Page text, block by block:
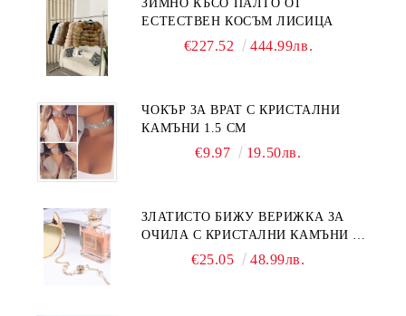
ЗИМНО КЪСО ПАЛТО ОТ
ЕСТЕСТВЕН КОСЪМ ЛИСИЦА
€227.52 444.99лв.
ЧОКЪР ЗА ВРАТ С КРИСТАЛНИ
КАМЪНИ 1.5 СМ
€9.97 19.50лв.
ЗЛАТИСТО БИЖУ ВЕРИЖКА ЗА
ОЧИЛА С КРИСТАЛНИ КАМЪНИ И
€25.05 48.99лв.